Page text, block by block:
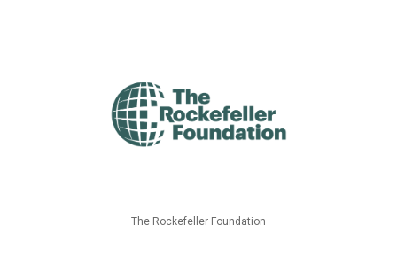
The Rockefeller Foundation